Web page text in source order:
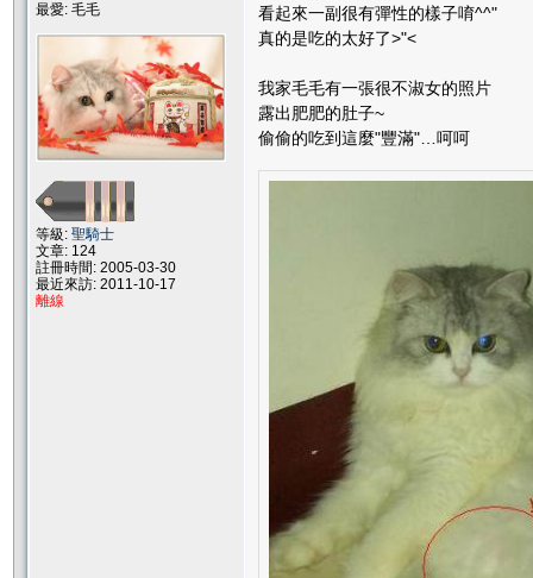
最愛: 毛毛
等級: 聖騎士
文章: 124
註冊時間: 2005-03-30
最近來訪: 2011-10-17
離線
看起來一副很有彈性的樣子唷^^"
真的是吃的太好了>"<
我家毛毛有一張很不淑女的照片
露出肥肥的肚子~
偷偷的吃到這麼"豐滿"…呵呵